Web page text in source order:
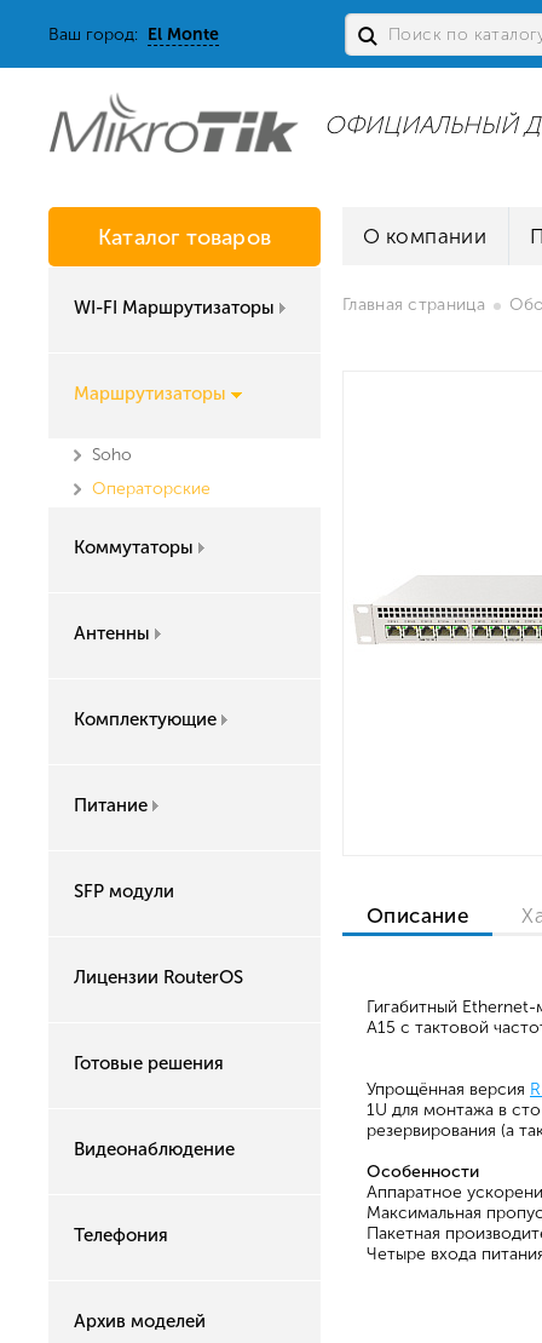
Ваш город: El Monte
ОФИЦИАЛЬНЫЙ
Каталог товаров
WI-FI Маршрутизаторы
Маршрутизаторы
Soho
Операторские
Коммутаторы
Антенны
Комплектующие
Питание
SFP модули
Лицензии RouterOS
Готовые решения
Видеонаблюдение
Телефония
Архив моделей
О компании
Главная страница
Описание
Гигабитный
A15 с тактовой
Упрощённая версия
1U для монтажа в
резервирования (а
Особенности
Аппаратное
Максимальная
Пакетная
Четыре входа